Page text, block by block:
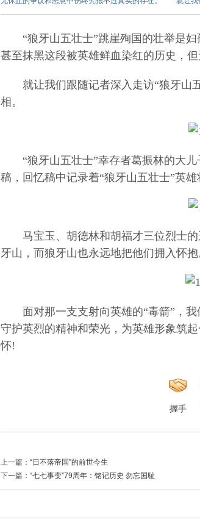
“狼牙山五壮士”跳崖殉国的壮举是妇
甚至抹黑这段被英雄鲜血染红的历史，
就让我们跟随记者深入走访“狼牙山
相。
“狼牙山五壮士”幸存者葛振林的大儿
稿，回忆稿中记录着“狼牙山五壮士”英雄
马宝玉、胡德林和胡福才三位烈士的
牙山，而狼牙山也永远地把他们拥入怀抱
面对那一支支射向英雄的“毒箭”，我
守护英烈的精神和荣光，为英雄形象筑
怀!
握手
上一篇： “日不落帝国”的前世今生
下一篇： “七七事变”79周年：铭记历史 勿忘国耻